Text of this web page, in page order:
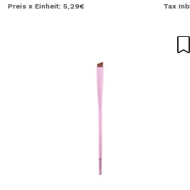
Preis x Einheit: 5,29€ Tax Inb.